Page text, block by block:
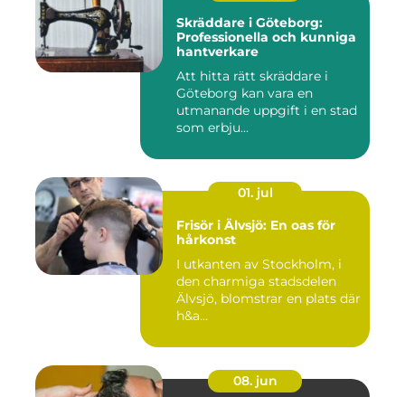
Skräddare i Göteborg:
Professionella och kunniga
hantverkare
Att hitta rätt skräddare i
Göteborg kan vara en
utmanande uppgift i en stad
som erbju...
01. jul
Frisör i Älvsjö: En oas för
hårkonst
I utkanten av Stockholm, i
den charmiga stadsdelen
Älvsjö, blomstrar en plats där
h&a...
08. jun